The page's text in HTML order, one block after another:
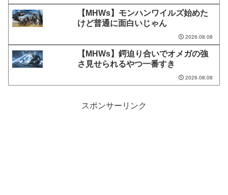
【MHWs】モンハンワイルズ始めた
けど普通に面白いじゃん
2026.08.08
【MHWs】鍔迫り合いでオメガの強
さ見せられるやつ一番すき
2026.08.08
スポンサーリンク